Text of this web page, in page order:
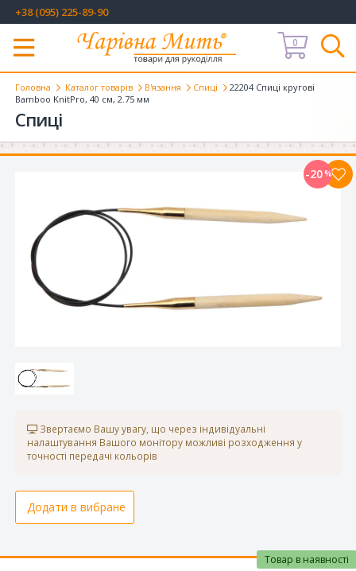
+38 (095) 225-89-90
Меню
0
Головна Каталог товарів В'язання Спиці
22204 Спиці кругові
Bamboo KnitPro, 40 см, 2.75 мм
Спиці
Звертаємо Вашу увагу, що через індивідуальні
налаштування Вашого монітору можливі розходження у
точності передачі кольорів
Додати в вибране
-20%
Товар в наявності